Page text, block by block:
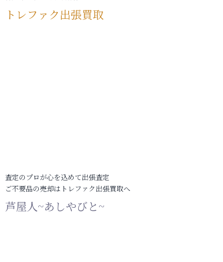
トレファク出張買取
査定のプロが心を込めて出張査定
ご不要品の売却はトレファク出張買取へ
芦屋人~あしやびと~